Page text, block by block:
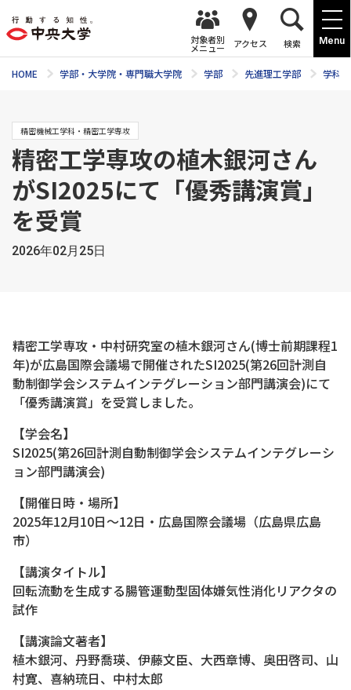
Menu
対象者別
メニュー アクセス 検索
HOME 学部・大学院・専門職大学院 学部 先進理工学部 学科
精密機械工学科・精密工学専攻
精密工学専攻の植木銀河さん
がSI2025にて「優秀講演賞」
を受賞
2026年02月25日
精密工学専攻・中村研究室の植木銀河さん(博士前期課程1
年)が広島国際会議場で開催されたSI2025(第26回計測自
動制御学会システムインテグレーション部門講演会)にて
「優秀講演賞」を受賞しました。
【学会名】
SI2025(第26回計測自動制御学会システムインテグレーシ
ョン部門講演会)
【開催日時・場所】
2025年12月10日～12日・広島国際会議場（広島県広島
市）
【講演タイトル】
回転流動を生成する腸管運動型固体嫌気性消化リアクタの
試作
【講演論文著者】
植木銀河、丹野喬瑛、伊藤文臣、大西章博、奥田啓司、山
村寛、喜納琉日、中村太郎